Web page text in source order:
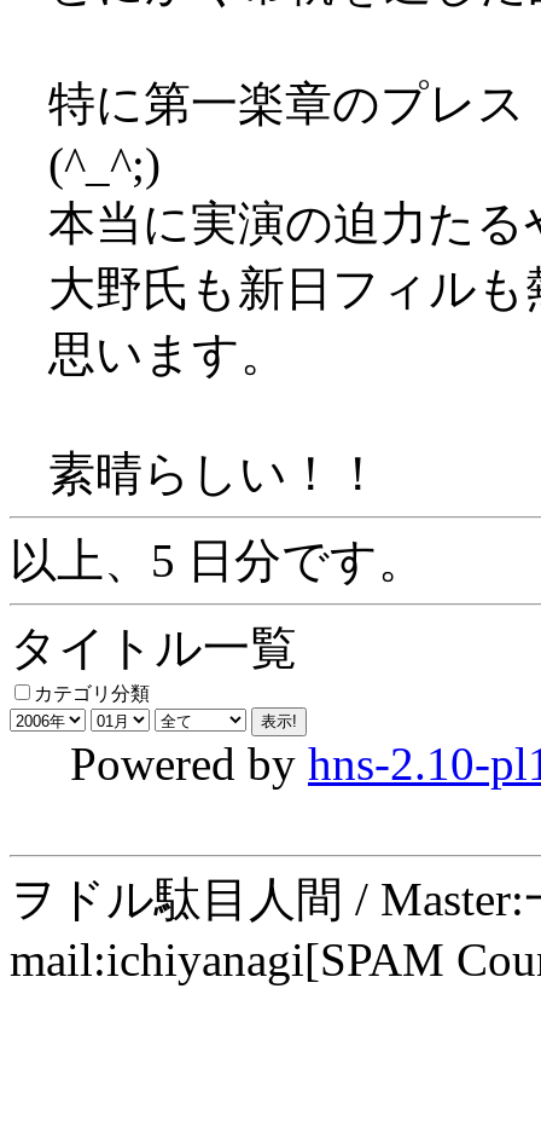
特に第一楽章のプレ
(^_^;)
本当に実演の迫力た
大野氏も新日フィル
思います。
素晴らしい！！
以上、5 日分です。
タイトル一覧
カテゴリ分類
Powered by hns-2.10-
ヲドル駄目人間 /
mail:ichiyanagi[SPAM